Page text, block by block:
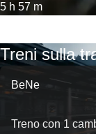
5 h 57 m
Treni sulla
BeNe
Treno con 1